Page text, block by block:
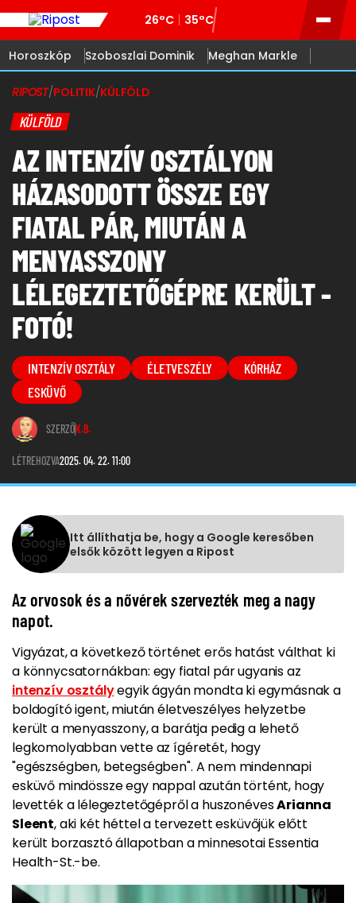
26°C 35°C
Horoszkóp Szoboszlai Dominik Meghan Markle
RIPOST/POLITIK/KÜLFÖLD
KÜLFÖLD
AZ INTENZÍV OSZTÁLYON
HÁZASODOTT ÖSSZE EGY
FIATAL PÁR, MIUTÁN A
MENYASSZONY
LÉLEGEZTETŐGÉPRE KERÜLT -
FOTÓ!
INTENZÍV OSZTÁLY ÉLETVESZÉLY
KÓRHÁZ
ESKÜVŐ
SZERZŐK.B.
LÉTREHOZVA2025. 04. 22. 11:00
Itt állíthatja be, hogy a Google keresőben
elsők között legyen a Ripost
Az orvosok és a nővérek szervezték meg a nagy
napot.
Vigyázat, a következő történet erős hatást válthat ki
a könnycsatornákban: egy fiatal pár ugyanis az
intenzív osztályegyik ágyán mondta ki egymásnak a
boldogító igent, miután életveszélyes helyzetbe
került a menyasszony, a barátja pedig a lehető
legkomolyabban vette az ígéretét, hogy
"egészségben, betegségben". A nem mindennapi
esküvő mindössze egy nappal azután történt, hogy
levették a lélegeztetőgépről a huszonévesArianna
Sleent, aki két héttel a tervezett esküvőjük előtt
került borzasztó állapotban a minnesotai Essentia
Health-St.-be.